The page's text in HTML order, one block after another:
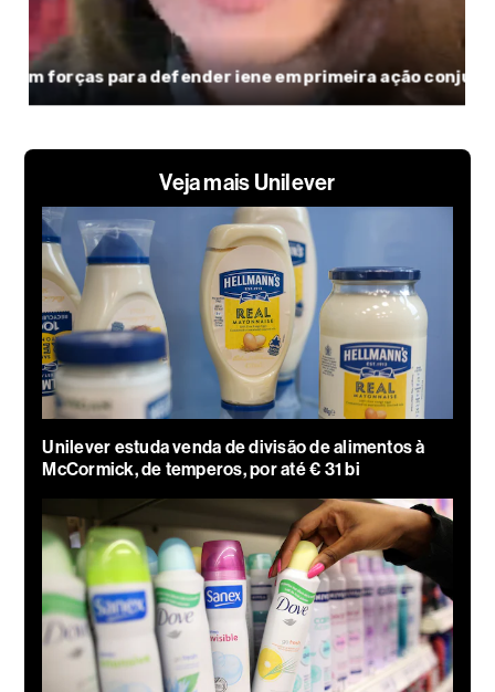
Veja mais Unilever
Unilever estuda venda de divisão de alimentos à
McCormick, de temperos, por até € 31 bi